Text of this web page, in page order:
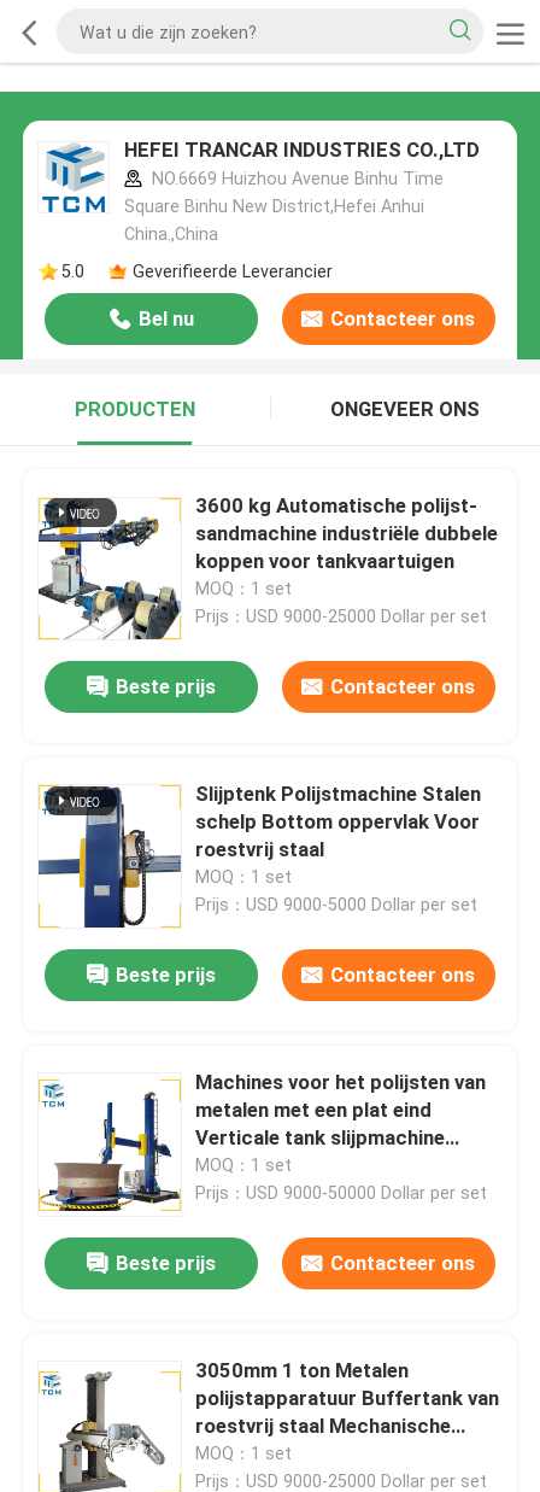
HEFEI TRANCAR INDUSTRIES CO.,LTD
NO.6669 Huizhou Avenue Binhu Time
Square Binhu New District,Hefei Anhui
China.,China
5.0
Geverifieerde Leverancier
Bel nu Contacteer ons
PRODUCTEN ONGEVEER ONS
3600 kg Automatische polijst-
sandmachine industriële dubbele
koppen voor tankvaartuigen
MOQ：1 set
Prijs：USD 9000-25000 Dollar per set
Beste prijs Contacteer ons
Slijptenk Polijstmachine Stalen
schelp Bottom oppervlak Voor
roestvrij staal
MOQ：1 set
Prijs：USD 9000-5000 Dollar per set
Beste prijs Contacteer ons
Machines voor het polijsten van
metalen met een plat eind
Verticale tank slijpmachine
Automatische buffmachine
MOQ：1 set
Prijs：USD 9000-50000 Dollar per set
Beste prijs Contacteer ons
3050mm 1 ton Metalen
polijstapparatuur Buffertank van
roestvrij staal Mechanische
polijster
MOQ：1 set
Prijs：USD 9000-25000 Dollar per set